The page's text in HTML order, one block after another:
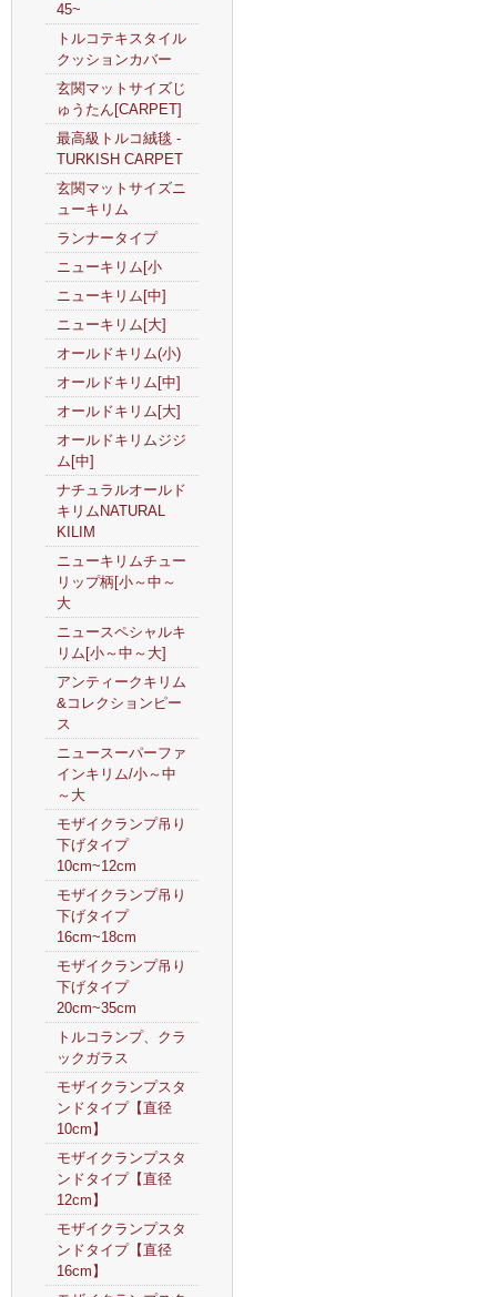
45~
トルコテキスタイル
クッションカバー
玄関マットサイズじ
ゅうたん[CARPET]
最高級トルコ絨毯 -
TURKISH CARPET
玄関マットサイズニ
ューキリム
ランナータイプ
ニューキリム[小
ニューキリム[中]
ニューキリム[大]
オールドキリム(小)
オールドキリム[中]
オールドキリム[大]
オールドキリムジジ
ム[中]
ナチュラルオールド
キリムNATURAL
KILIM
ニューキリムチュー
リップ柄[小～中～
大
ニュースペシャルキ
リム[小～中～大]
アンティークキリム
&コレクションピー
ス
ニュースーパーファ
インキリム/小～中
～大
モザイクランプ吊り
下げタイプ
10cm~12cm
モザイクランプ吊り
下げタイプ
16cm~18cm
モザイクランプ吊り
下げタイプ
20cm~35cm
トルコランプ、クラ
ックガラス
モザイクランプスタ
ンドタイプ【直径
10cm】
モザイクランプスタ
ンドタイプ【直径
12cm】
モザイクランプスタ
ンドタイプ【直径
16cm】